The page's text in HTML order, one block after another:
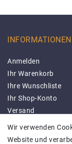
INFORMATIONEN
Anmelden
Ihr Warenkorb
Ihre Wunschliste
Ihr Shop-Konto
Versand
Impressum
Wir verwenden
Website und